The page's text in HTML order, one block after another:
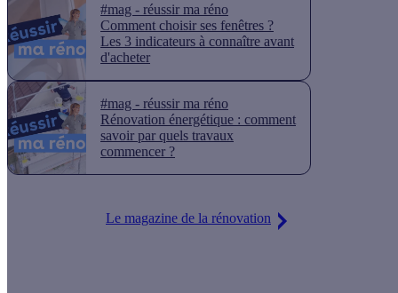
#mag - réussir ma réno
Comment choisir ses fenêtres ?
Les 3 indicateurs à connaître avant
d'acheter
#mag - réussir ma réno
Rénovation énergétique : comment
savoir par quels travaux
commencer ?
Le magazine de la rénovation